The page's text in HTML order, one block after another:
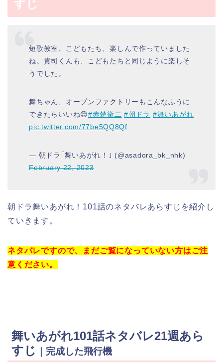
すじ
短歌教室、こどもたち、楽しんで作っていました
ね。貴司くんも、こどもたちと同じように楽しそ
うでした。
舞ちゃん、オープンファクトリーもこんなふうに
できたらいいね😊#赤楚衛二 #朝ドラ #舞いあがれ
pic.twitter.com/77be5QQ8Qf
— 朝ドラ｢舞いあがれ！｣ (@asadora_bk_nhk)
February 22, 2023
朝ドラ舞いあがれ！101話のネタバレあらすじを紹介し
ていきます。
ネタバレですので、まだご覧になっていない方はご注
意ください。
舞いあがれ101話ネタバレ21週あら
すじ
｜完成した飛行機